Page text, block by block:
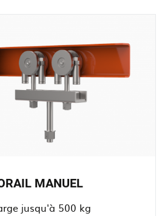
MANUEL
jusqu'à 500 kg